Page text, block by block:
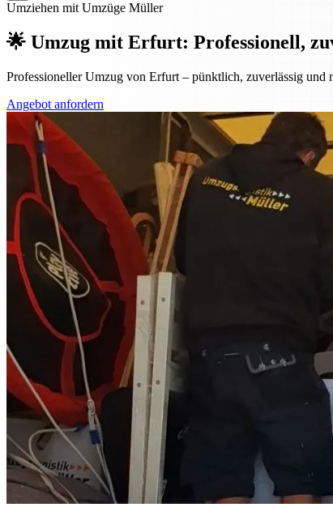
Umziehen mit Umzüge Müller
🌟 Umzug mit Erfurt: Professionell,
Professioneller Umzug von Erfurt – pünktlich, zuverlässig
Angebot anfordern